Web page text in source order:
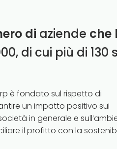
di aziende che
di cui più di
è fondato sul rispetto di
un impatto positivo sui
in generale e
il profitto con la